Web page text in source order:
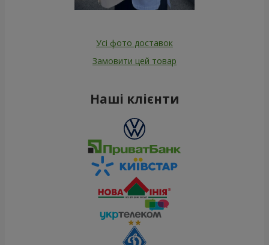
Усі фото доставок
Замовити цей товар
Наші клієнти